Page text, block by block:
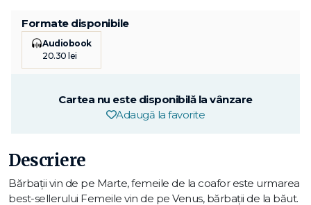
Formate disponibile
Audiobook
20.30 lei
Cartea nu este disponibilă la vânzare
Adaugă la favorite
Descriere
Bărbaţii vin de pe Marte, femeile de la coafor este urmarea
best-sellerului Femeile vin de pe Venus, bărbaţii de la băut.